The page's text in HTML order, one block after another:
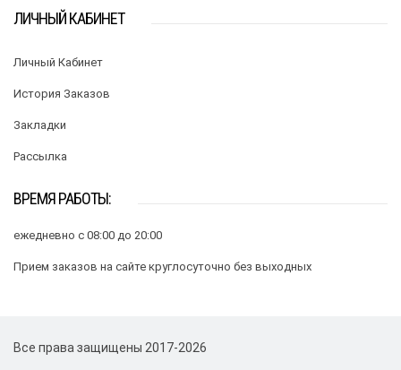
ЛИЧНЫЙ КАБИНЕТ
Личный Кабинет
История Заказов
Закладки
Рассылка
ВРЕМЯ РАБОТЫ:
ежедневно с 08:00 до 20:00
Прием заказов на сайте круглосуточно без выходных
Все права защищены 2017-2026